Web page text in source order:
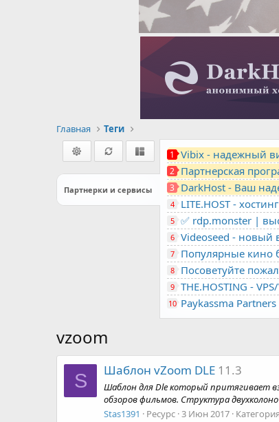
Главная Теги
Партнерки и сервисы
1 Vibix - надежный
2 Партнерская
3 DarkHost - Ваш
4
5
✅ rdp.monster |
6
Videoseed - новый
7
Популярные кино
8
Посоветуйте
9
10 Paykassma
vzoom
S Шаблон vZoom DLE 11.3
Шаблон для Dle который притягивает
обзоров фильмов. Структура
Stas1391
Ресурс 3 Июн 2017